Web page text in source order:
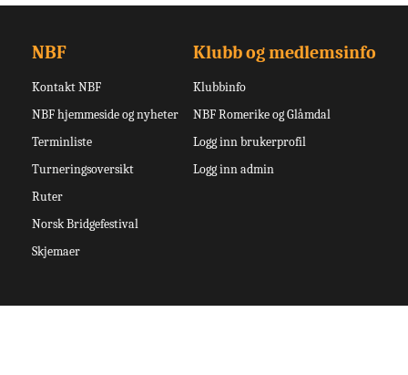
NBF
Kontakt NBF
NBF hjemmeside og nyheter
Terminliste
Turneringsoversikt
Ruter
Norsk Bridgefestival
Skjemaer
Klubb og medlemsinfo
Klubbinfo
NBF Romerike og Glåmdal
Logg inn brukerprofil
Logg inn admin